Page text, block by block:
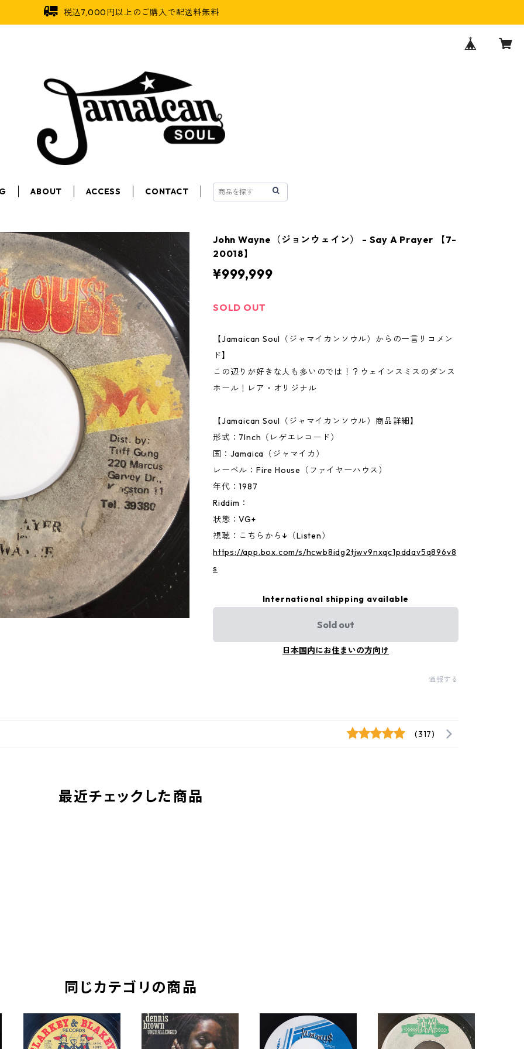
税込7,000円以上のご購入で配送料無料
ABOUT ACCESS CONTACT
John Wayne（ジョンウェイン） - Say A Prayer 【7-
20018】
¥999,999
SOLD OUT
【Jamaican Soul（ジャマイカンソウル）からの一言リコメン
ド】
この辺りが好きな人も多いのでは！？ウェインスミスのダンス
ホール！レア・オリジナル
【Jamaican Soul（ジャマイカンソウル）商品詳細】
形式：7Inch（レゲエレコード）
国：Jamaica（ジャマイカ）
レーベル：Fire House（ファイヤーハウス）
年代：1987
Riddim：
状態：VG+
視聴：こちらから↓（Listen）
https://app.box.com/s/hcwb8idg2tjwv9nxqc1pddav5q896v8
s
International shipping available
Sold out
日本国内にお住まいの方向け
通報する
(317)
最近チェックした商品
同じカテゴリの商品